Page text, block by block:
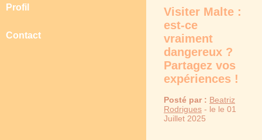
Profil
Contact
Visiter Malte :
est-ce
vraiment
dangereux ?
Partagez vos
expériences !
Posté par : Beatriz
Rodrigues - le le 01
Juillet 2025